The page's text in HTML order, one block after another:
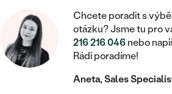
DLE CENY
CENOVĚ DOSTUPNÉ
LUXUSNÍ
DIAMANT
LAB-GROWN DIAMANT
MOISSANIT
DLE MATERIÁLU
ZLATO
S DIAMANTY
S DRAHOKAMY
S PERLAMI
SE ZVÍŘATY
DLE DRAHOKAMU
S DIAMANTY
DLE DRAHOKAMU
S DIAMANTY
Chcete poradit s
otázku? Jsme tu pro
216 216 046 nebo
Rádi poradíme!
Aneta, Sales